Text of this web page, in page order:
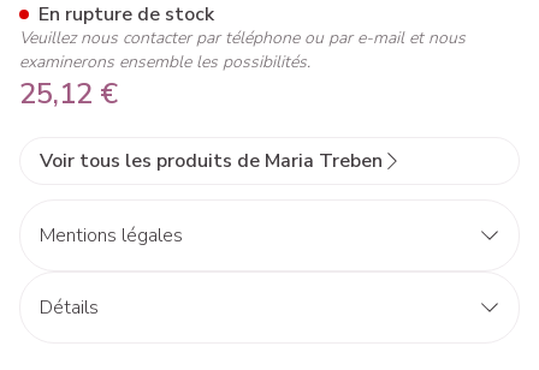
25,12 €
En rupture de stock
Veuillez nous contacter par téléphone ou par e-mail et nous
examinerons ensemble les possibilités.
Voir tous les produits de Maria Treben
Mentions légales
Détails